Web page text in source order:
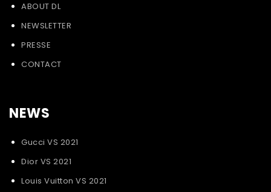
ABOUT DL
NEWSLETTER
PRESSE
CONTACT
NEWS
Gucci VS 2021
Dior VS 2021
Louis Vuitton VS 2021